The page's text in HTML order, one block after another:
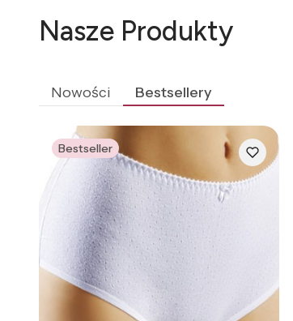
Nasze Produkty
Nowości Bestsellery
Bestseller